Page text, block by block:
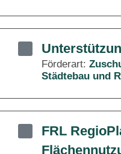
Förderart:
Städtebau und
FRL